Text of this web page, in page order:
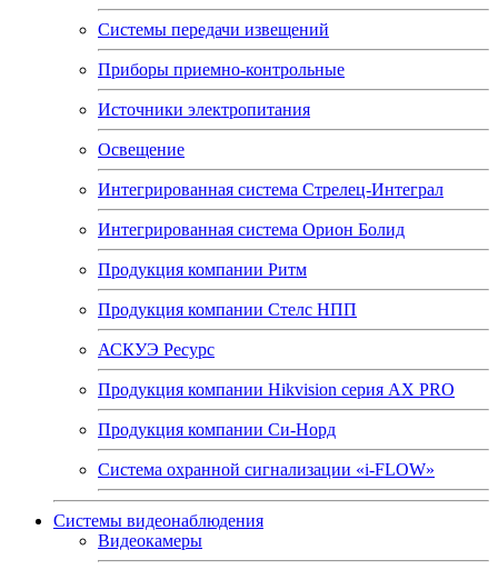
Системы передачи извещений
Приборы приемно-контрольные
Источники электропитания
Освещение
Интегрированная система Стрелец-Интеграл
Интегрированная система Орион Болид
Продукция компании Ритм
Продукция компании Стелс НПП
АСКУЭ Ресурс
Продукция компании Hikvision серия AX PRO
Продукция компании Си-Норд
Система охранной сигнализации «i-FLOW»
Системы видеонаблюдения
Видеокамеры